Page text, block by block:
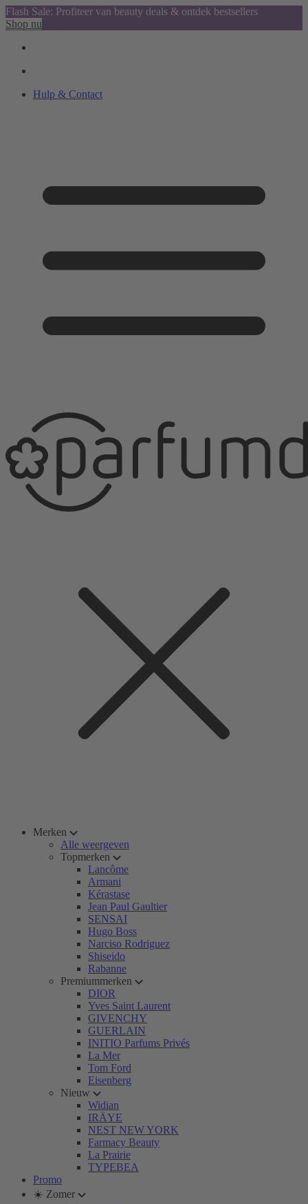
Flash Sale: Profiteer van beauty deals & ontdek bestsellers
Shop nu
Hulp & Contact
Merken
Alle weergeven
Topmerken
Lancôme
Armani
Kérastase
Jean Paul Gaultier
SENSAI
Hugo Boss
Narciso Rodriguez
Shiseido
Rabanne
Premiummerken
DIOR
Yves Saint Laurent
GIVENCHY
GUERLAIN
INITIO Parfums Privés
La Mer
Tom Ford
Eisenberg
Nieuw
Widian
IRÄYE
NEST NEW YORK
Farmacy Beauty
La Prairie
TYPEBEA
Promo
☀️ Zomer